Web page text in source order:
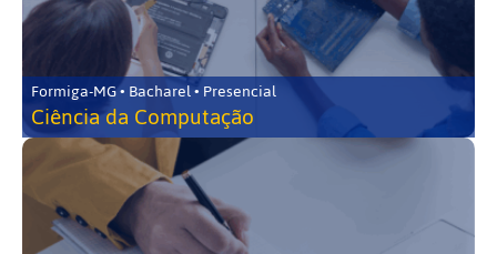
Formiga-MG • Bacharel • Presencial
Ciência da Computação